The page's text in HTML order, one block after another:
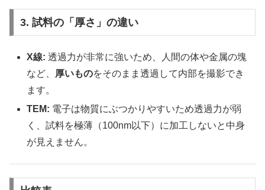
3. 試料の「厚さ」の違い
X線: 透過力が非常に強いため、人間の体や金属の塊
など、 厚いものをそのまま透過して内部を撮影でき
ます。
TEM: 電子は物質にぶつかりやすいため透過力が弱
く、試料を極薄（100nm以下）に加工しないと中身
が見えません。